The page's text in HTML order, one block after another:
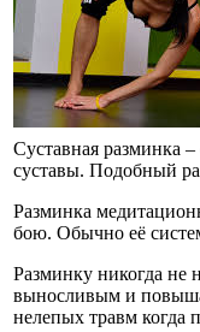
Суставная разминка
суставы. Подобный
Разминка
бою. Обычно её
Разминку никогда не
выносливым и
нелепых травм когда